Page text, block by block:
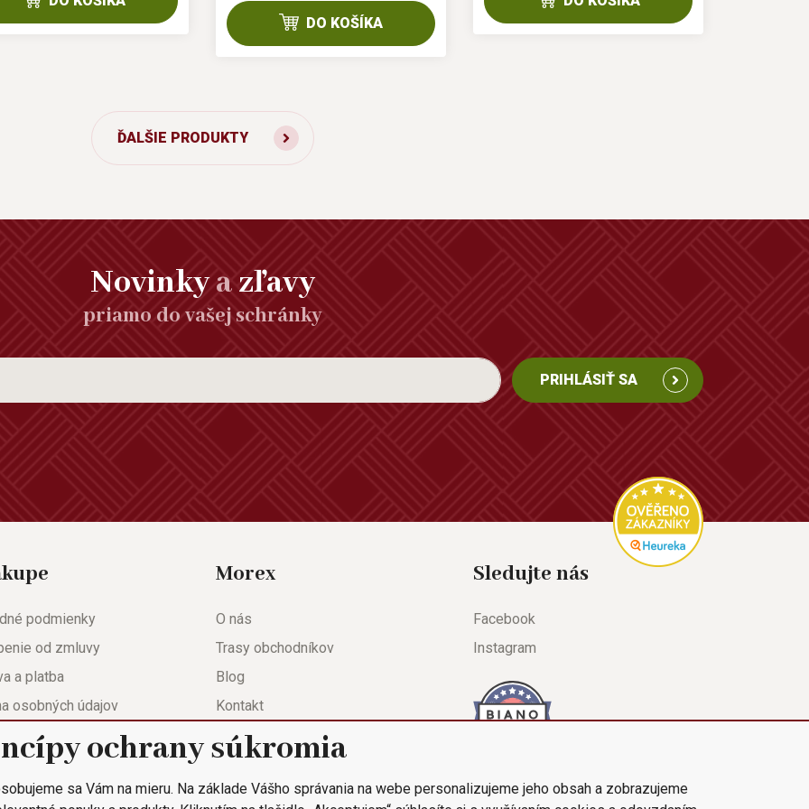
DO KOŠÍKA
ĎALŠIE PRODUKTY
Novinkyazľavy
priamo do vašej schránky
PRIHLÁSIŤ SA
podmienky
od zmluvy
a platba
osobných údajov
list
objednávka
Morex
O nás
Trasy obchodníkov
Blog
Kontakt
Nastavenie súkromia
Sledujte nás
Facebook
Instagram
ochrany súkromia
sa Vám na mieru. Na základe Vášho správania na webe personalizujeme jeho obsah a zobrazujeme